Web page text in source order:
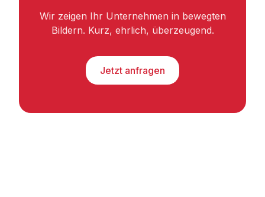
Wir zeigen Ihr Unternehmen in bewegten
Bildern. Kurz, ehrlich, überzeugend.
Jetzt anfragen